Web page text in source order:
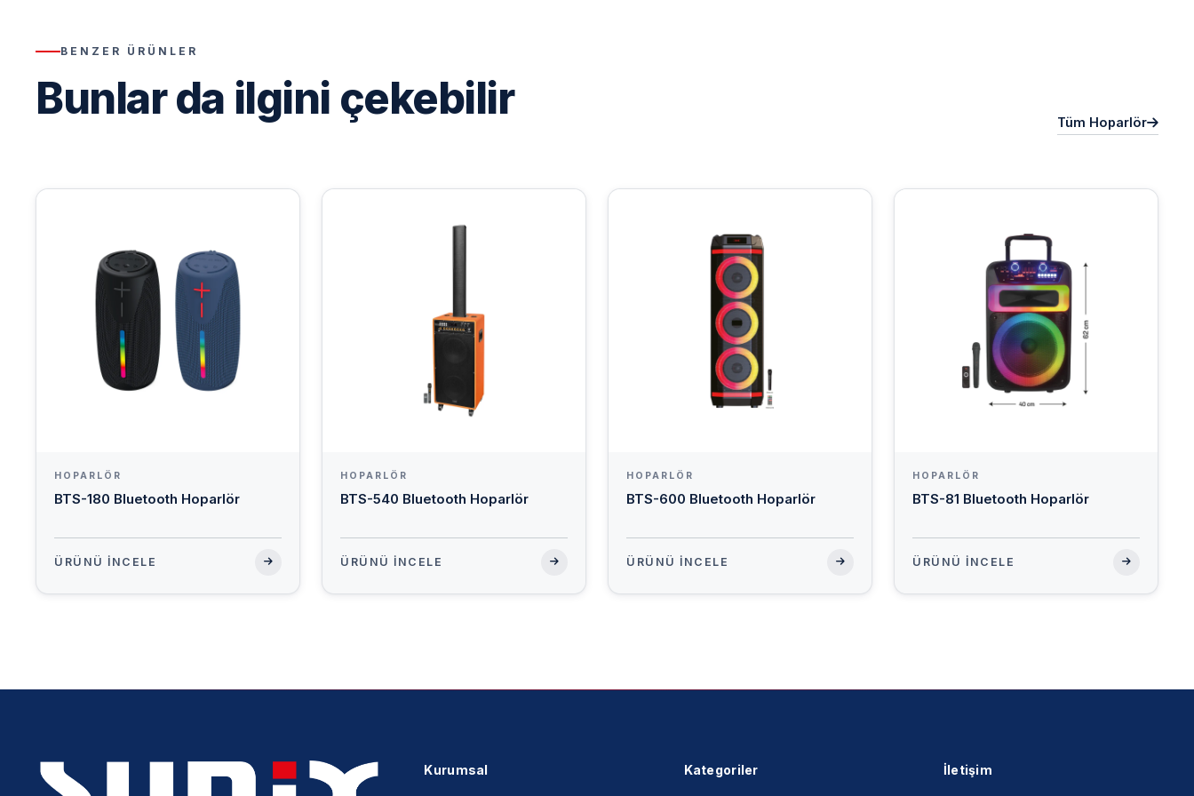
BENZER ÜRÜNLER
Bunlar da ilgini çekebilir Tüm Hoparlör
HOPARLÖR
BTS-180 Bluetooth Hoparlör
ÜRÜNÜ İNCELE
HOPARLÖR
BTS-540 Bluetooth Hoparlör
ÜRÜNÜ İNCELE
HOPARLÖR
BTS-600 Bluetooth Hoparlör
ÜRÜNÜ İNCELE
HOPARLÖR
BTS-81 Bluetooth Hoparlör
ÜRÜNÜ İNCELE
Kurumsal Kategoriler İletişim